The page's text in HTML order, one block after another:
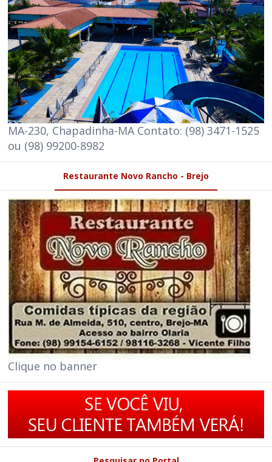
MA-230, Chapadinha-MA Contato: (98) 3471-1525
ou (98) 99200-8982
Restaurante Novo Rancho - Brejo
Clique no banner